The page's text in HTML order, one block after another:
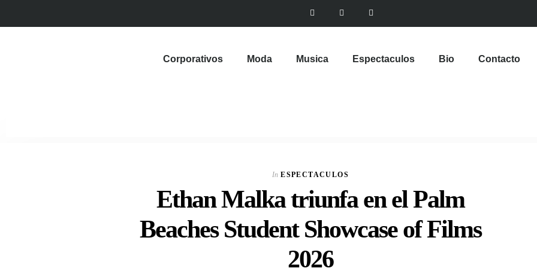
Corporativos Moda Musica Espectaculos Bio Contacto
In ESPECTACULOS
Ethan Malka triunfa en el Palm
Beaches Student Showcase of Films
2026
CORPORATIVOS
Portafolio de bebidas